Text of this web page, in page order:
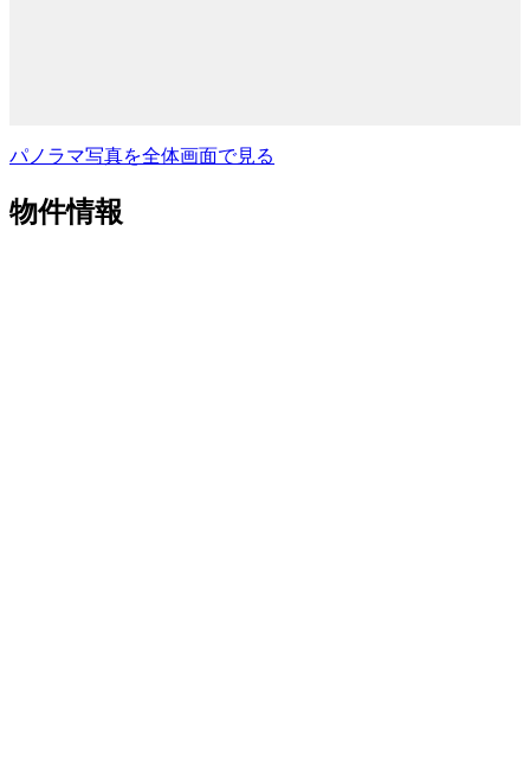
パノラマ写真を全体画面で見る
物件情報